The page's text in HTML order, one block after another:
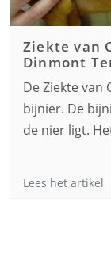
Ziekte van
Dinmont
De Ziekte van
bijnier. De
de nier ligt.
Lees het artikel